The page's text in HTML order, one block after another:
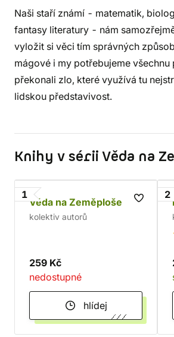
Naši staří známí - matematik,
fantasy literatury - nám
vyložit si věci tím správných
mágové i my potřebujeme
překonali zlo, které využívá tu
lidskou představivost.
Knihy v sérii Věda na
1
Věda na Zeměploše
kolektiv autorů
259 Kč
nedostupné
hlídej
2